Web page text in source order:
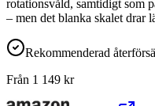
rotationsvåld, samtidigt som
– men det blanka skalet drar
Rekommenderad
Från 1 149 kr